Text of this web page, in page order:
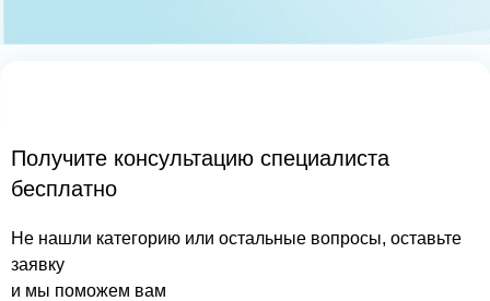
Получите консультацию специалиста
бесплатно
Не нашли категорию или остальные вопросы, оставьте
заявку
и мы поможем вам